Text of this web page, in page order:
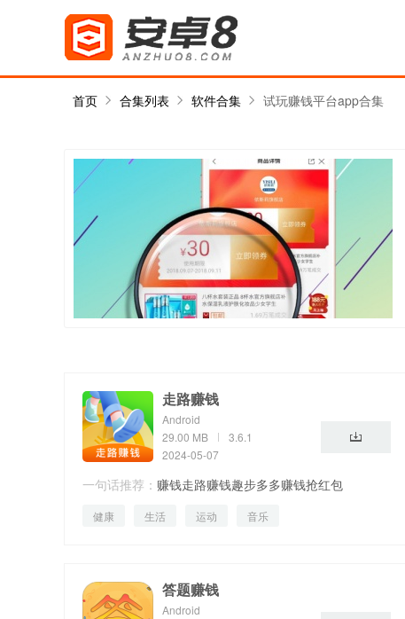
首页 合集列表 软件合集 试玩赚钱平台app合集
走路赚钱
Android
29.00 MB
3.6.1
2024-05-07
一句话推荐： 赚钱走路赚钱趣步多多赚钱抢红包
健康 生活 运动 音乐
答题赚钱
Android